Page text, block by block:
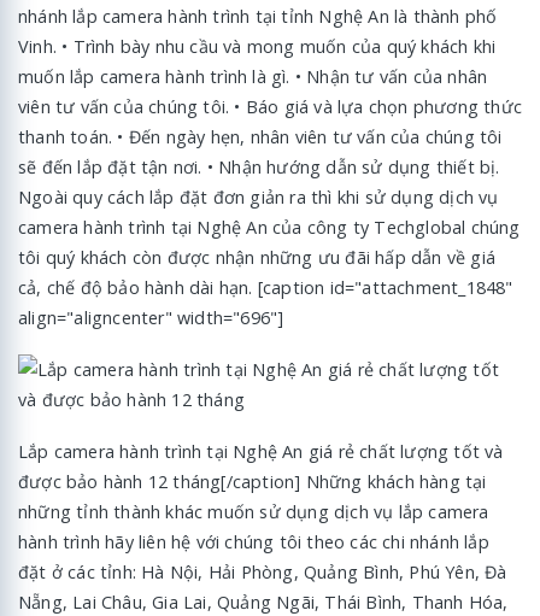
nhánh lắp camera hành trình tại tỉnh Nghệ An là thành phố
Vinh. • Trình bày nhu cầu và mong muốn của quý khách khi
muốn lắp camera hành trình là gì. • Nhận tư vấn của nhân
viên tư vấn của chúng tôi. • Báo giá và lựa chọn phương thức
thanh toán. • Đến ngày hẹn, nhân viên tư vấn của chúng tôi
sẽ đến lắp đặt tận nơi. • Nhận hướng dẫn sử dụng thiết bị.
Ngoài quy cách lắp đặt đơn giản ra thì khi sử dụng dịch vụ
camera hành trình tại Nghệ An của công ty Techglobal chúng
tôi quý khách còn được nhận những ưu đãi hấp dẫn về giá
cả, chế độ bảo hành dài hạn. [caption id="attachment_1848"
align="aligncenter" width="696"]
Lắp camera hành trình tại Nghệ An giá rẻ chất lượng tốt và
được bảo hành 12 tháng[/caption] Những khách hàng tại
những tỉnh thành khác muốn sử dụng dịch vụ lắp camera
hành trình hãy liên hệ với chúng tôi theo các chi nhánh lắp
đặt ở các tỉnh: Hà Nội, Hải Phòng, Quảng Bình, Phú Yên, Đà
Nẵng, Lai Châu, Gia Lai, Quảng Ngãi, Thái Bình, Thanh Hóa,